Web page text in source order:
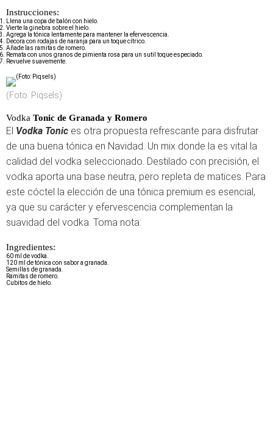
Instrucciones:
Llena una copa de balón con hielo.
Vierte la ginebra sobre el hielo.
Agrega la tónica lentamente para mantener la efervescencia.
Decora con rodajas de naranja para un toque cítrico.
Añade las ramitas de romero.
Remata con unos granos de pimienta rosa para un sutil toque especiado.
Revuelve suavemente.
(Foto: Piqsels)
Vodka Tonic de Granada y Romero
El Vodka Tonic es otra propuesta refrescante para disfrutar
de una buena tónica en Navidad. Un mix donde la es vital la
calidad del vodka seleccionado. Destilado con precisión, el
vodka aporta una base neutra, pero repleta de matices. Para
este cóctel la elección de una tónica premium es esencial,
ya que su carácter y efervescencia complementan la
suavidad del vodka. Toma nota:
Ingredientes:
60 ml de vodka.
120 ml de tónica con sabor a granada.
Semillas de granada.
Ramitas de romero.
Cubitos de hielo.